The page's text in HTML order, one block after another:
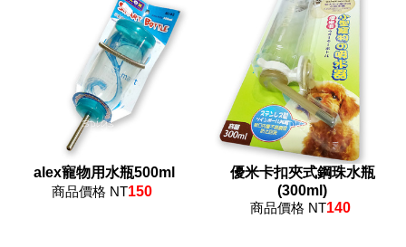
alex寵物用水瓶500ml
商品價格 NT150
優米卡扣夾式鋼珠水瓶
(300ml)
商品價格 NT140